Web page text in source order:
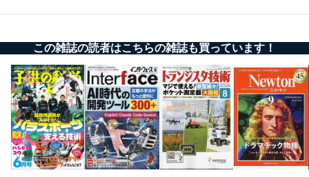
この雑誌の読者はこちらの雑誌も買っています！